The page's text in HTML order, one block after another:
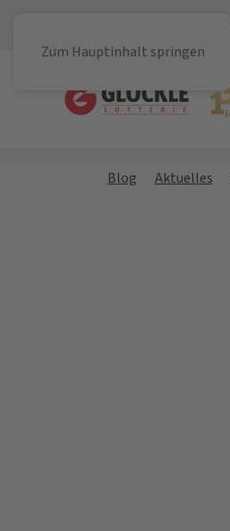
Zum Hauptinhalt springen
Blog Aktuelles